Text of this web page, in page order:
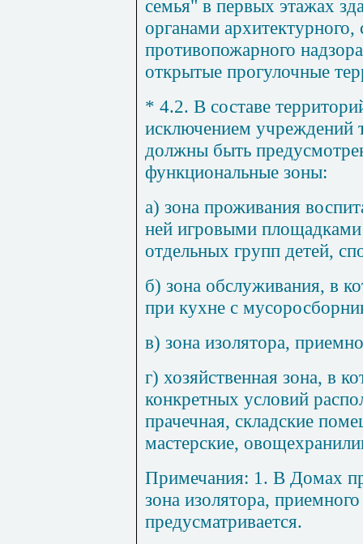
семья" в первых этажах
органами архитектурного,
противопожарного
открытые прогулочные
* 4.2. В составе
исключением учреждений
должны быть
функциональные зоны:
а) зона проживания
ней игровыми
отдельных групп детей,
б) зона обслуживания, в
при кухне с
в) зона изолятора,
г) хозяйственная зона, в
конкретных условий
прачечная, складские
мастерские,
Примечания: 1. В Домах
зона изолятора,
предусматривается.